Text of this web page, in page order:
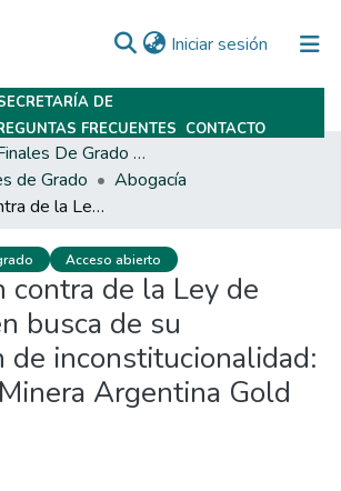
Iniciar sesión (current)
DE
FRECUENTES CONTACTO
Trabajos Finales De Grado Y Posgrado
de Grado
Abogacía
“Minería en contra de la Ley de Glaciares en busca de su declaración de inconstitucionalidad: el caso de Minera Argentina Gold S.A.”.
Acceso abierto
contra de la Ley de
busca de su
de inconstitucionalidad:
Argentina Gold